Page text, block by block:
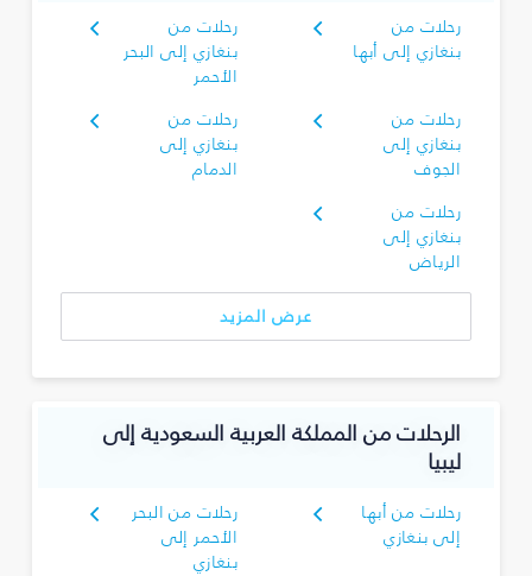
رحلات من
بنغازي إلى أبها
رحلات من
بنغازي إلى البحر
الأحمر
رحلات من
بنغازي إلى
الجوف
رحلات من
بنغازي إلى
الدمام
رحلات من
بنغازي إلى
الرياض
عرض المزيد
الرحلات من المملكة العربية السعودية إلى
ليبيا
رحلات من أبها
إلى بنغازي
رحلات من البحر
الأحمر إلى
بنغازي